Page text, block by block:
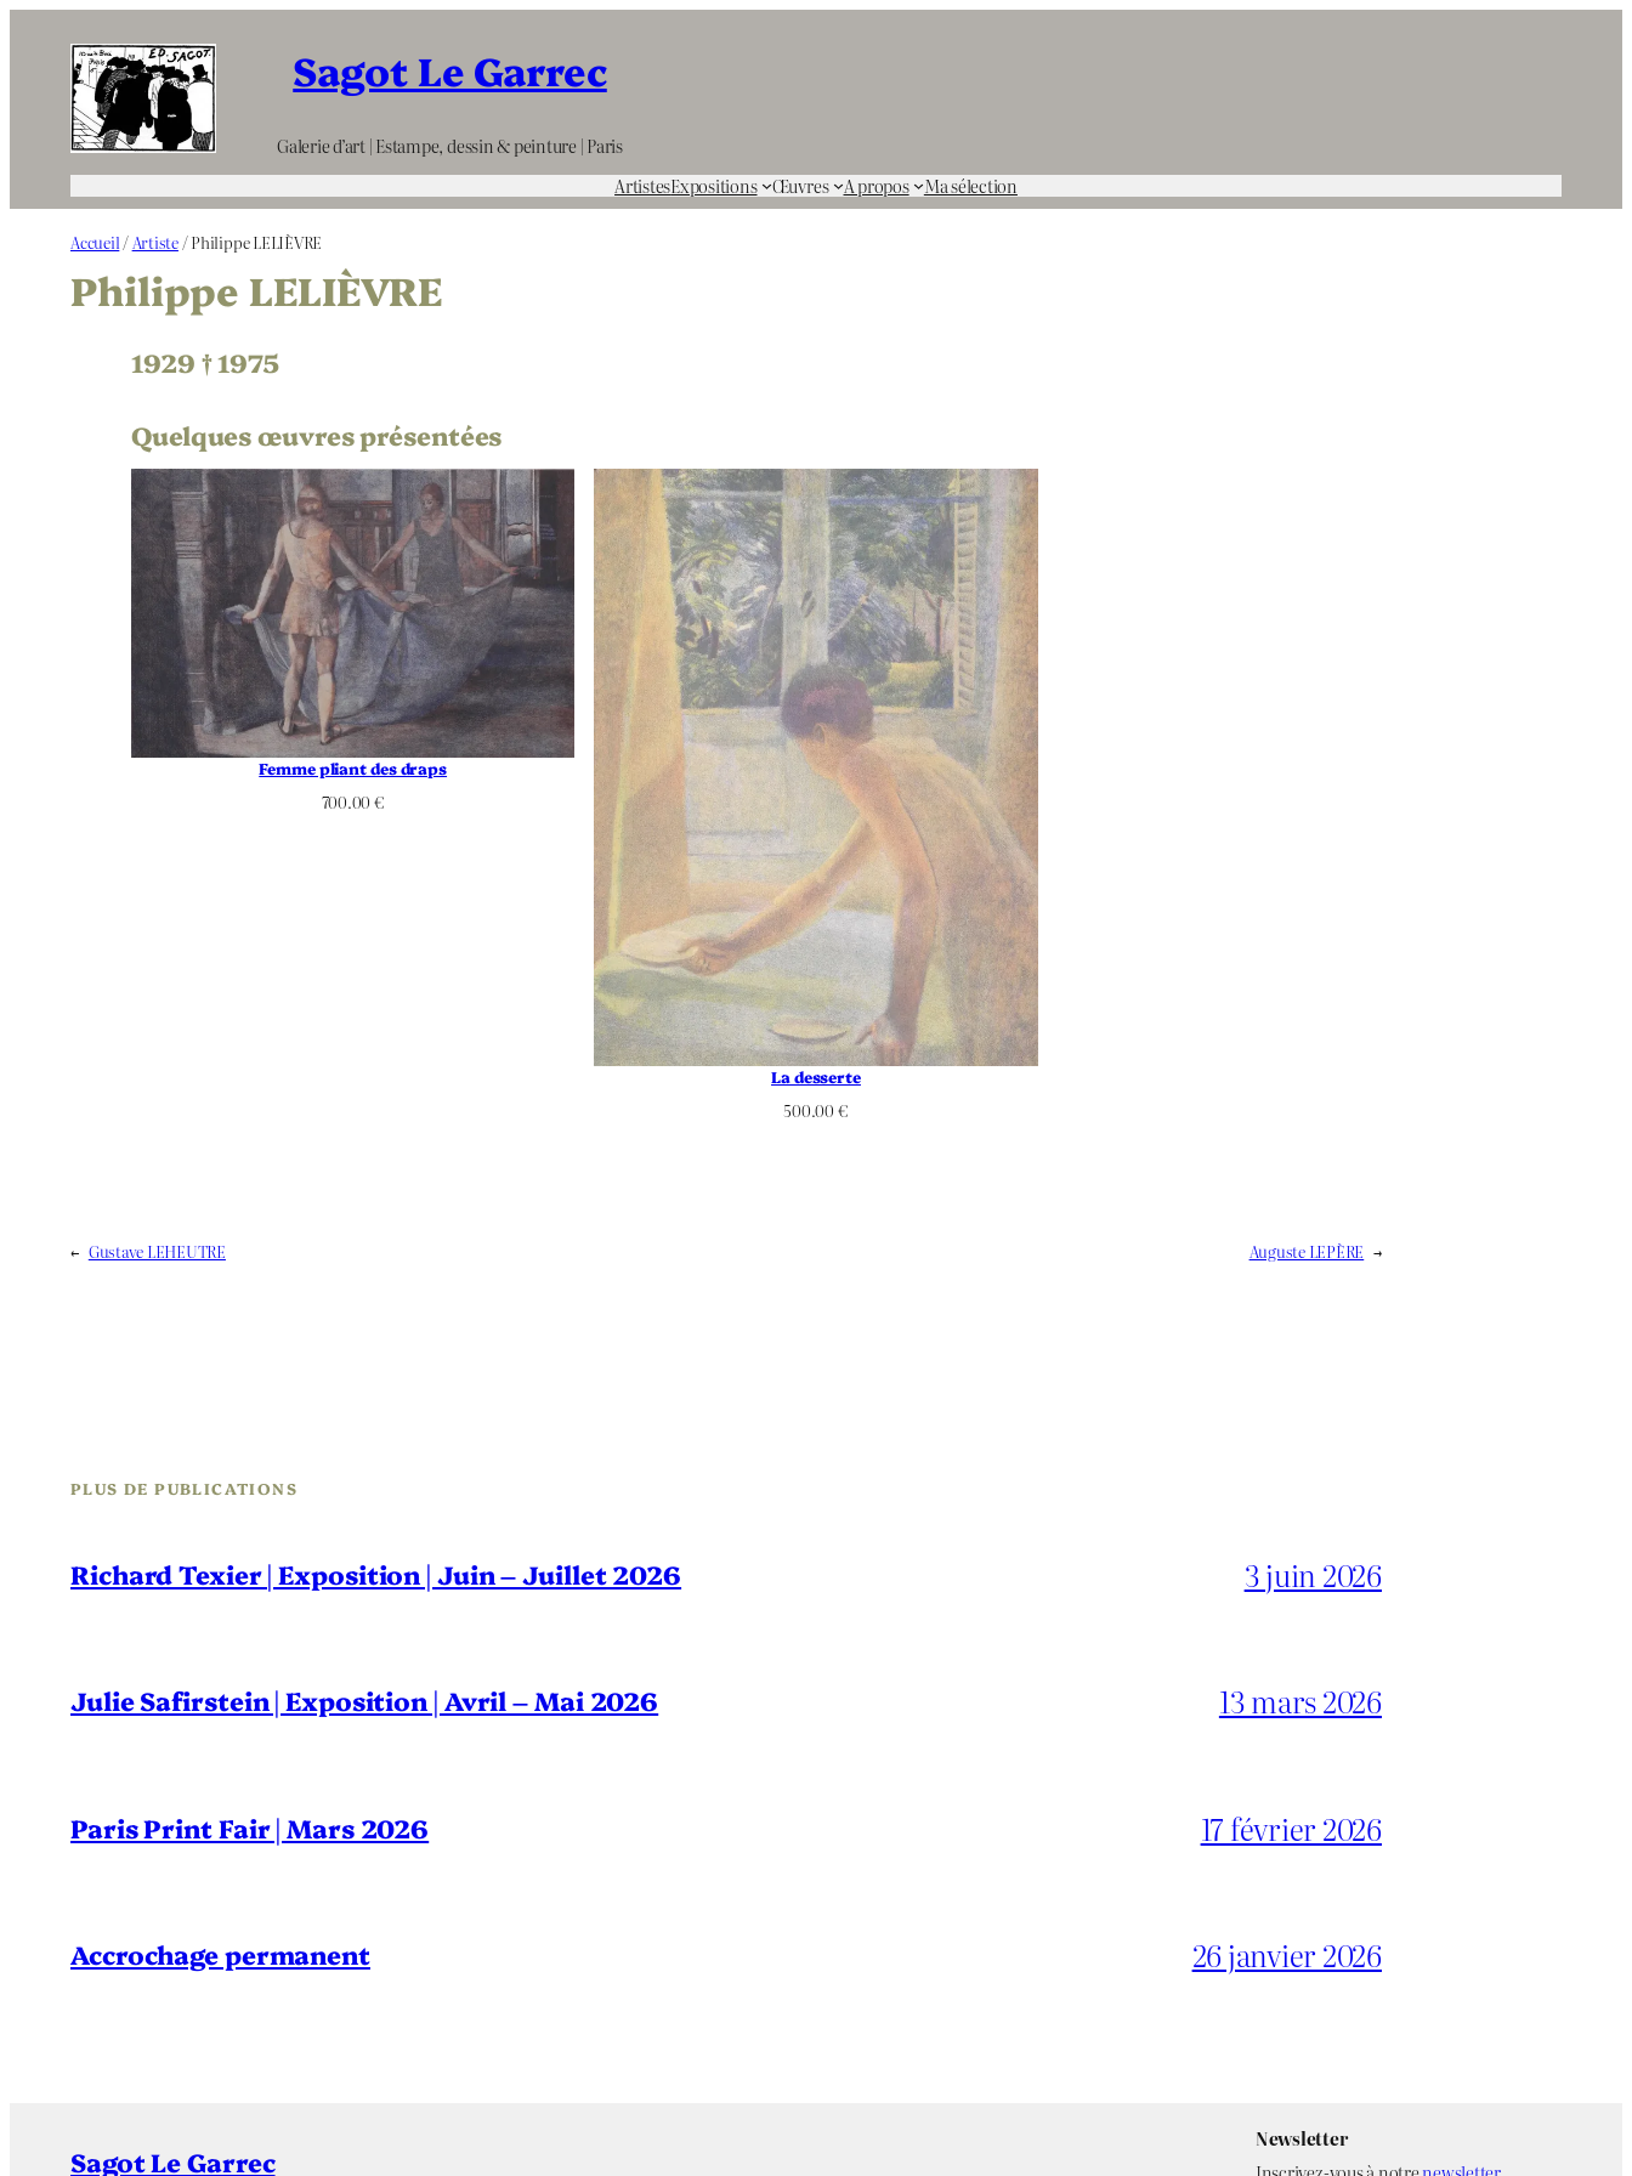
contenu
Sagot Le Garrec
Galerie d’art | Estampe, dessin & peinture | Paris
ArtistesExpositions Œuvres A propos Ma sélection
Accueil / Artiste/ Philippe LELIÈVRE
Philippe LELIÈVRE
1929 † 1975
Quelques œuvres présentées
Femme pliant des draps
700.00 €
La desserte
500.00 €
← Gustave LEHEUTRE Auguste LEPÈRE →
PLUS DE PUBLICATIONS
Richard Texier | Exposition | Juin – Juillet 2026 3 juin 2026
Julie Safirstein | Exposition | Avril – Mai 2026 13 mars 2026
Paris Print Fair | Mars 2026 17 février 2026
Accrochage permanent 26 janvier 2026
Sagot Le Garrec
Newsletter